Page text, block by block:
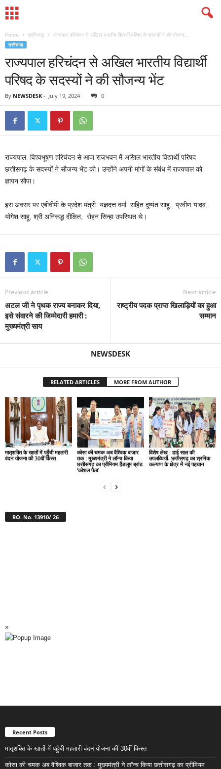
Home छत्तीसगढ़ राज्यपाल हरिचंदन से अखिल भारतीय विद्यार्थी परिषद के सदस्यों ने की सौजन्य...
छत्तीसगढ़
राज्यपाल हरिचंदन से अखिल भारतीय विद्यार्थी
परिषद के सदस्यों ने की सौजन्य भेंट
By NEWSDESK - July 19, 2024 0
राज्यपाल विश्वभूषण हरिचंदन से आज राजभवन में अखिल भारतीय विद्यार्थी परिषद
छत्तीसगढ़ के सदस्यों ने सौजन्य भेंट की। उन्होंने अपनी मांगों के संबंध में राज्यपाल को
ज्ञापन सौपा।
इस अवसर पर एबीवीपी के प्रदेश मंत्री यज्ञदत्त वर्मा सहित दुष्यंत साहू, प्रवीण यादव,
योगेश साहू, श्री अनिरूद्ध दीक्षित, रोहन सिन्हा उपस्थित थे।
Previous article
अटल जी ने पृथक राज्य बनाकर दिया,
इसे संवारने की जिम्मेदारी हमारी :
मुख्यमंत्री साय
Next article
राष्ट्रीय पदक प्राप्त खिलाड़ियों का हुआ
सम्मान
NEWSDESK
RELATED ARTICLES MORE FROM AUTHOR
मातृशक्ति के खातों में पहुँची महतारी
वंदन योजना की 30वीं किस्त
कोसा की चमक अब वैश्विक बाजार
तक : मुख्यमंत्री ने लॉन्च किया
छत्तीसगढ़ का प्रीमियम हैंडलूम ब्रांड
‘कोशल फैब’
विशेष लेख : ढाई साल की
उपलब्धियाँ- छत्तीसगढ़ का श्रमिक
कल्याण के क्षेत्र में नई पहचान
RO. No. 13910/ 26
×
Recent Posts
मातृशक्ति के खातों में पहुँची महतारी वंदन योजना की 30वीं किस्त
कोसा की चमक अब वैश्विक बाजार तक : मुख्यमंत्री ने लॉन्च किया छत्तीसगढ़ का प्रीमियम